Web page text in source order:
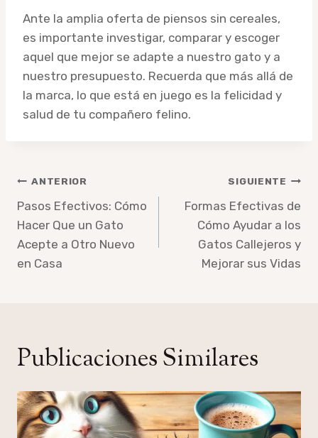
Ante la amplia oferta de piensos sin cereales,
es importante investigar, comparar y escoger
aquel que mejor se adapte a nuestro gato y a
nuestro presupuesto. Recuerda que más allá de
la marca, lo que está en juego es la felicidad y
salud de tu compañero felino.
Navegación
de
entradas
ANTERIOR
Pasos Efectivos: Cómo
Hacer Que un Gato
Acepte a Otro Nuevo
en Casa
SIGUIENTE
Formas Efectivas de
Cómo Ayudar a los
Gatos Callejeros y
Mejorar sus Vidas
Publicaciones Similares